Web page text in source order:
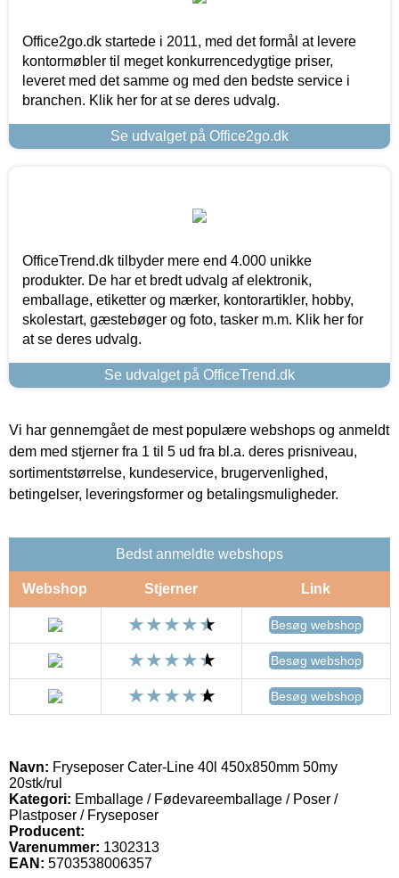
Office2go.dk startede i 2011, med det formål at levere
kontormøbler til meget konkurrencedygtige priser,
leveret med det samme og med den bedste service i
branchen. Klik her for at se deres udvalg.
Se udvalget på Office2go.dk
OfficeTrend.dk tilbyder mere end 4.000 unikke
produkter. De har et bredt udvalg af elektronik,
emballage, etiketter og mærker, kontorartikler, hobby,
skolestart, gæstebøger og foto, tasker m.m. Klik her for
at se deres udvalg.
Se udvalget på OfficeTrend.dk
Vi har gennemgået de mest populære webshops og anmeldt
dem med stjerner fra 1 til 5 ud fra bl.a. deres prisniveau,
sortimentstørrelse, kundeservice, brugervenlighed,
betingelser, leveringsformer og betalingsmuligheder.
Bedst anmeldte webshops
Webshop Stjerner Link
Besøg webshop
Besøg webshop
Besøg webshop
Navn: Fryseposer Cater-Line 40l 450x850mm 50my
20stk/rul
Kategori: Emballage / Fødevareemballage / Poser /
Plastposer / Fryseposer
Producent:
Varenummer: 1302313
EAN: 5703538006357